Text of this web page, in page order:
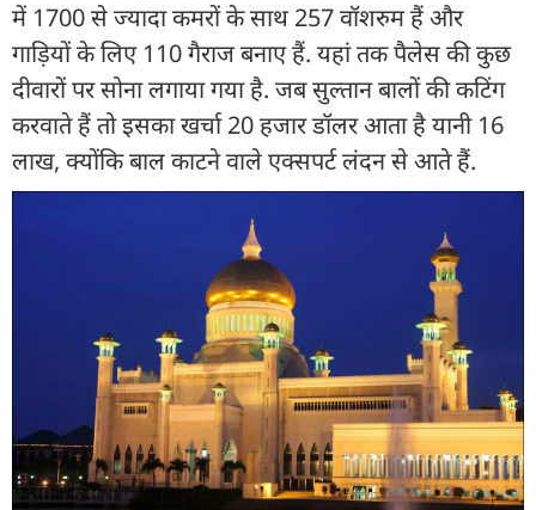
में 1700 से ज्यादा कमरों के साथ 257 वॉशरुम हैं और
गाड़ियों के लिए 110 गैराज बनाए हैं. यहां तक पैलेस की कुछ
दीवारों पर सोना लगाया गया है. जब सुल्तान बालों की कटिंग
करवाते हैं तो इसका खर्चा 20 हजार डॉलर आता है यानी 16
लाख, क्योंकि बाल काटने वाले एक्सपर्ट लंदन से आते हैं.